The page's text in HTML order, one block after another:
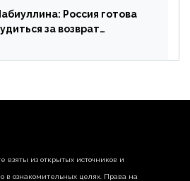
Россия готова
за возврат
из открытых источников и
в ознакомительных целях. Права на